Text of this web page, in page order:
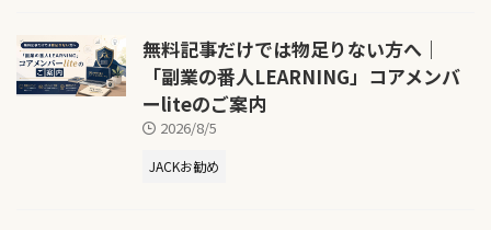
無料記事だけでは物足りない方へ｜
「副業の番人LEARNING」コアメンバ
ーliteのご案内
2026/8/5
JACKお勧め